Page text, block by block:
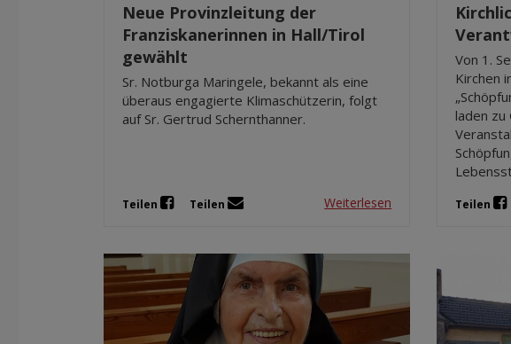
Neue Provinzleitung der
Franziskanerinnen in Hall/Tirol
gewählt
Sr. Notburga Maringele, bekannt als eine
überaus engagierte Klimaschützerin, folgt
auf Sr. Gertrud Schernthanner.
Teilen Teilen Weiterlesen
Von 1.
Kirchen
laden
Teilen